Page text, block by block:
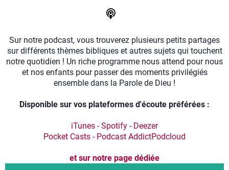
Sur notre podcast, vous trouverez plusieurs petits partages
sur différents thèmes bibliques et autres sujets qui touchent
notre quotidien ! Un riche programme nous attend pour nous
et nos enfants pour passer des moments privilégiés
ensemble dans la Parole de Dieu !
Disponible sur vos plateformes d'écoute préférées :
iTunes -Spotify - Deezer
Pocket Casts - Podcast AddictPodcloud
et sur notre page dédiée